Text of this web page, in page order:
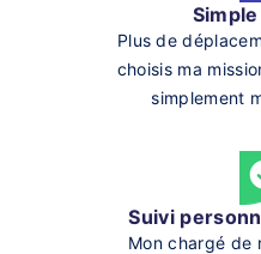
Plus de
choisis ma
simplement
Suivi
Mon chargé de